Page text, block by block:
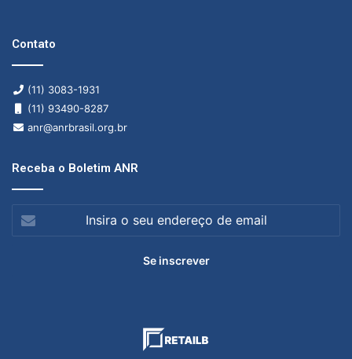
Contato
(11) 3083-1931
(11) 93490-8287
anr@anrbrasil.org.br
Receba o Boletim ANR